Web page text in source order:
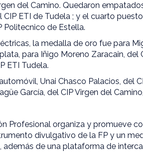
del Camino. Quedaron
CIP ETI de Tudela ; y el cuarto
Politecnico de Estella.
la medalla de oro fue para
para Iñigo Moreno Zaracain, del
ETI Tudela.
Unai Chasco Palacios, del
García, del CIP Virgen del
Profesional organiza y promueve
divulgativo de la FP y un
además de una plataforma de